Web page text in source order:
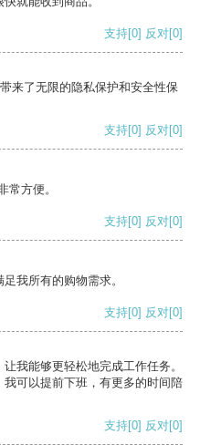
支持[0] 反对[0]
来了无限的隐私保护和安全性保
支持[0] 反对[0]
常方便。
支持[0] 反对[0]
我所有的购物需求。
支持[0] 反对[0]
我能够更轻松地完成工作任务。
可以提前下班，有更多的时间陪
支持[0] 反对[0]